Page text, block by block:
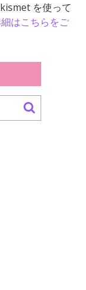
を使って
はこちらをご